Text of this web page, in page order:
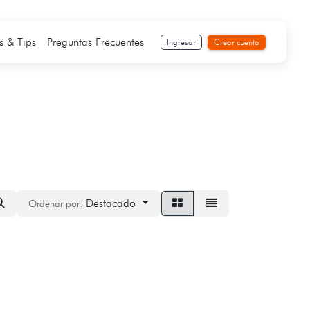
& Tips Preguntas Frecuentes Ingresar Crear cuenta
Ordenar por: Destacado